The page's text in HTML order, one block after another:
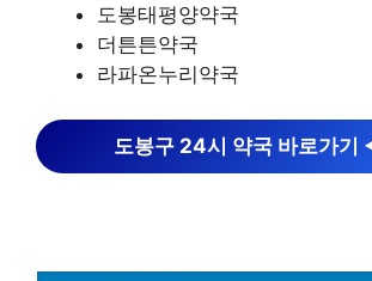
도봉태평양약국
더튼튼약국
라파온누리약국
도봉구 24시 약국 바로가기